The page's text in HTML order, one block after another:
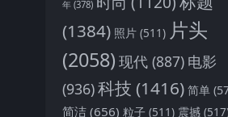
年 (378)
(1384) 照片 (511) 片头
(2058) 现代 (887) 电影
(936)科技 (1416) 简单
简洁 (656) 粒子 (511) 震撼